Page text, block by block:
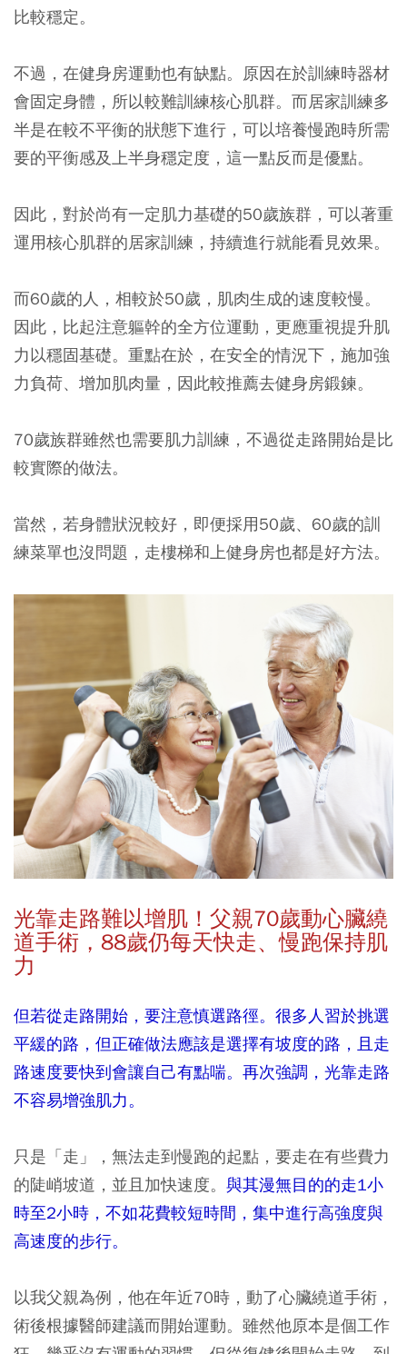
比較穩定。
不過，在健身房運動也有缺點。原因在於訓練時器材
會固定身體，所以較難訓練核心肌群。而居家訓練多
半是在較不平衡的狀態下進行，可以培養慢跑時所需
要的平衡感及上半身穩定度，這一點反而是優點。
因此，對於尚有一定肌力基礎的50歲族群，可以著重
運用核心肌群的居家訓練，持續進行就能看見效果。
而60歲的人，相較於50歲，肌肉生成的速度較慢。
因此，比起注意軀幹的全方位運動，更應重視提升肌
力以穩固基礎。重點在於，在安全的情況下，施加強
力負荷、增加肌肉量，因此較推薦去健身房鍛鍊。
70歲族群雖然也需要肌力訓練，不過從走路開始是比
較實際的做法。
當然，若身體狀況較好，即便採用50歲、60歲的訓
練菜單也沒問題，走樓梯和上健身房也都是好方法。
光靠走路難以增肌！父親70歲動心臟繞
道手術，88歲仍每天快走、慢跑保持肌
力
但若從走路開始，要注意慎選路徑。很多人習於挑選
平緩的路，但正確做法應該是選擇有坡度的路，且走
路速度要快到會讓自己有點喘。再次強調，光靠走路
不容易增強肌力。
只是「走」，無法走到慢跑的起點，要走在有些費力
的陡峭坡道，並且加快速度。 與其漫無目的的走1小
時至2小時，不如花費較短時間，集中進行高強度與
高速度的步行。
以我父親為例，他在年近70時，動了心臟繞道手術，
術後根據醫師建議而開始運動。雖然他原本是個工作